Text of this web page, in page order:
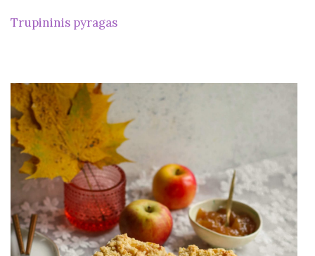
Trupininis pyragas